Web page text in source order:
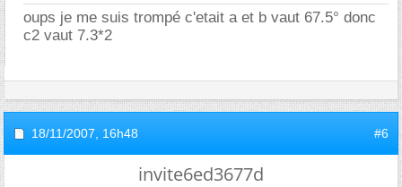
oups je me suis trompé c'etait a et b vaut 67.5° donc
c2 vaut 7.3*2
18/11/2007, 16h48 #6
invite6ed3677d